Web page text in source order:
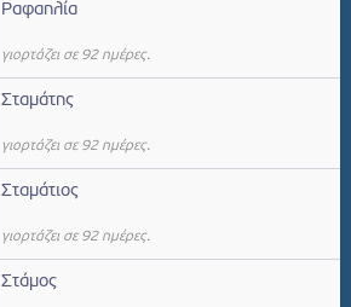
Ραφαηλία
γιορτάζει σε 92 ημέρες.
Σταμάτης
γιορτάζει σε 92 ημέρες.
Σταμάτιος
γιορτάζει σε 92 ημέρες.
Στάμος